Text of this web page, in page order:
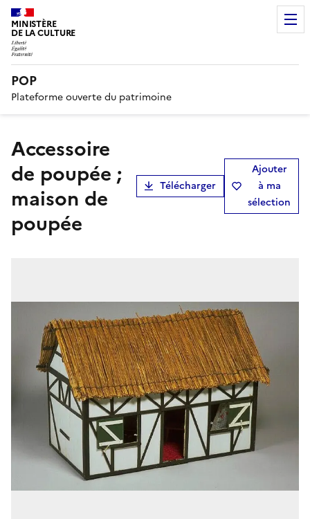
MINISTÈRE
DE LA CULTURE
POP
Plateforme ouverte du patrimoine
accessoire
de poupée ;
maison de
poupée
Télécharger
Ajouter
à ma
sélection